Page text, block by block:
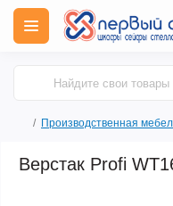
Производственная
Верстак Profi